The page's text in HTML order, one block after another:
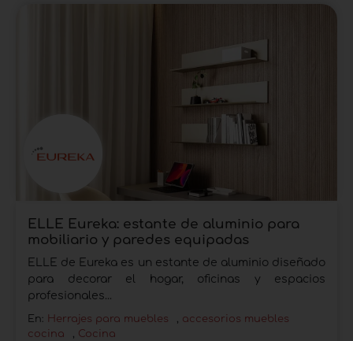
ELLE Eureka: estante de aluminio para
mobiliario y paredes equipadas
ELLE de Eureka es un estante de aluminio diseñado
para decorar el hogar, oficinas y espacios
profesionales...
En: Herrajes para muebles , accesorios muebles
cocina
, Cocina